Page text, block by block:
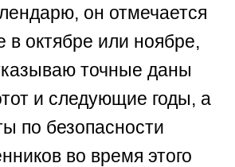
он отмечается
в октябре или ноябре,
точные даны
и следующие годы, а
по безопасности
во время этого